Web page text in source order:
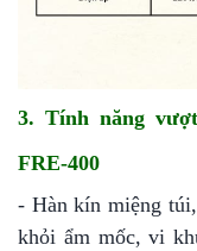
3. Tính năng
FRE-400
- Hàn kín miệng
khỏi ẩm mốc, vi